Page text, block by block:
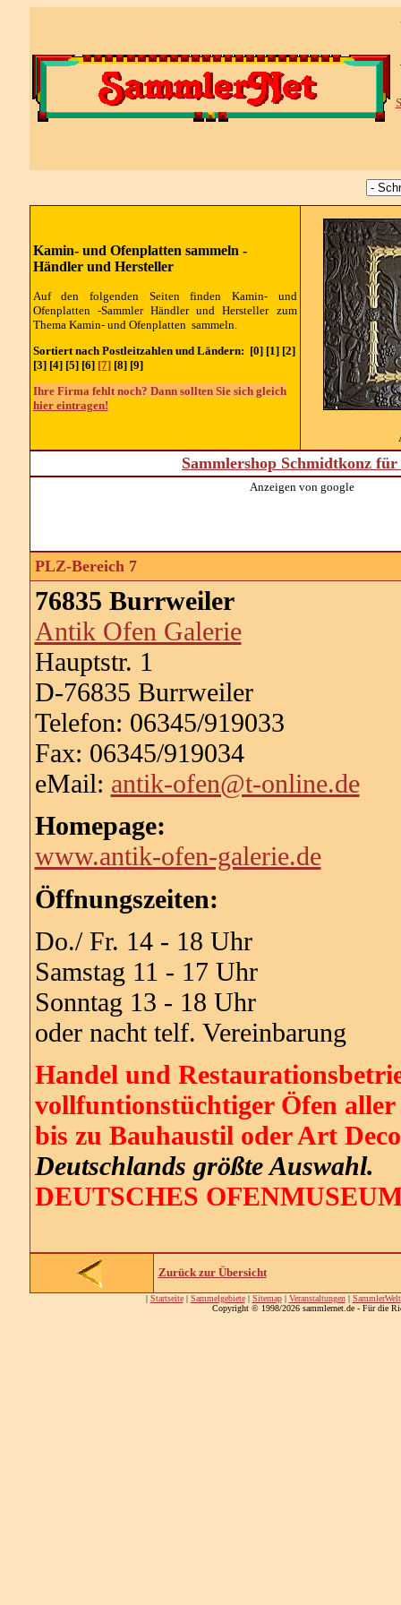
Kamin- und Ofenplatten sammeln -
Händler und Hersteller
Auf den folgenden Seiten finden Kamin- und
Ofenplatten -Sammler Händler und Herstellerzum
Thema Kamin- und Ofenplatten sammeln.
Sortiert nach Postleitzahlen und Ländern: [0] [1] [2]
[3] [4] [5] [6] [7][8] [9]
Ihre Firma fehlt noch? Dann sollten Sie sich gleich
hier eintragen!
Sammlershop Schmidtkonz
Anzeigen von google
PLZ-Bereich 7
76835 Burrweiler
Antik Ofen Galerie
Hauptstr. 1
D-76835 Burrweiler
Telefon: 06345/919033
Fax: 06345/919034
eMail: antik-ofen@t-online.de
Homepage:
www.antik-ofen-galerie.de
Öffnungszeiten:
Do./ Fr. 14 - 18 Uhr
Samstag 11 - 17 Uhr
Sonntag 13 - 18 Uhr
oder nacht telf. Vereinbarung
Handel und
vollfuntionstüchtiger Öfen
bis zu Bauhaustil oder Art
Deutschlands größte Auswahl.
DEUTSCHES
Zurück zur Übersicht
| Startseite| Sammelgebiete| Sitemap| Veranstaltungen| SammlerWelt
Copyright © 1998/2026 sammlernet.de - Für die